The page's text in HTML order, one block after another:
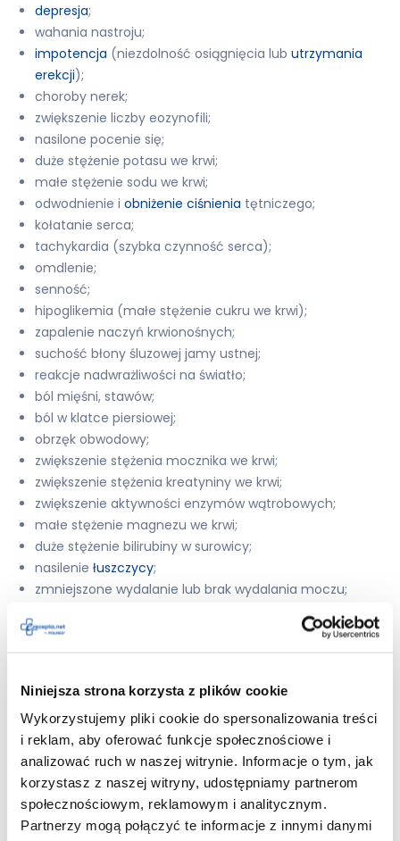
Niniejsza strona korzysta z plików cookie
Wykorzystujemy pliki cookie do spersonalizowania treści
i reklam, aby oferować funkcje społecznościowe i
analizować ruch w naszej witrynie. Informacje o tym, jak
korzystasz z naszej witryny, udostępniamy partnerom
społecznościowym, reklamowym i analitycznym.
Partnerzy mogą połączyć te informacje z innymi danymi
depresja;
wahania nastroju;
impotencja (niezdolność osiągnięcia lub utrzymania
erekcji);
choroby nerek;
zwiększenie liczby eozynofili;
nasilone pocenie się;
duże stężenie potasu we krwi;
małe stężenie sodu we krwi;
odwodnienie i obniżenie ciśnienia tętniczego;
kołatanie serca;
tachykardia (szybka czynność serca);
omdlenie;
senność;
hipoglikemia (małe stężenie cukru we krwi);
zapalenie naczyń krwionośnych;
suchość błony śluzowej jamy ustnej;
reakcje nadwrażliwości na światło;
ból mięśni, stawów;
ból w klatce piersiowej;
obrzęk obwodowy;
zwiększenie stężenia mocznika we krwi;
zwiększenie stężenia kreatyniny we krwi;
zwiększenie aktywności enzymów wątrobowych;
małe stężenie magnezu we krwi;
duże stężenie bilirubiny w surowicy;
nasilenie łuszczycy;
zmniejszone wydalanie lub brak wydalania moczu;
nagłe zaczerwienienie twarzy;
dezorientacja;
ciężkie choroby nerek;
zapalenie błony śluzowej nosa;
zmiany parametrów krwi;
nieprawidłowa czynność serca;
krótkowzroczność;
zaburzenia widzenia, zamazane widzenie, pogorszenie